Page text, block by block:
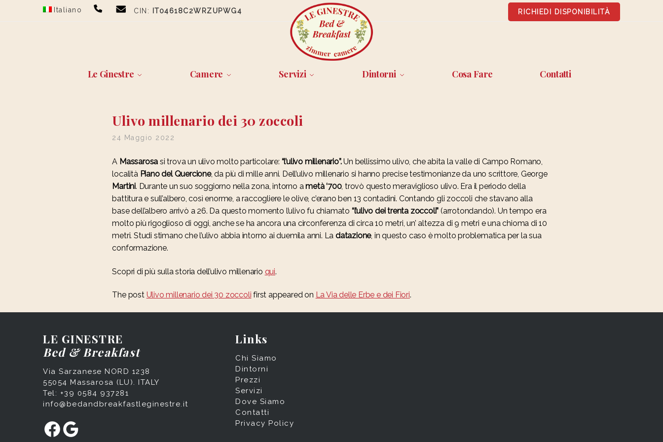
Italiano CIN: IT04618C2WRZUPWG4 RICHIEDI DISPONIBILITÀ
Le Ginestre Camere Servizi Dintorni Cosa Fare Contatti
Ulivo millenario dei 30 zoccoli
24 Maggio 2022
A Massarosa si trova un ulivo molto particolare: “l’ulivo millenario”.Un bellissimo ulivo, che abita la valle di Campo Romano,
località Piano del Quercione, da più di mille anni. Dell’ulivo millenario si hanno precise testimonianze da uno scrittore, George
Martini. Durante un suo soggiorno nella zona, intorno ametà ‘700, trovò questo meraviglioso ulivo. Era il periodo della
battitura e sull’albero, così enorme, a raccogliere le olive, c’erano ben 13 contadini. Contando gli zoccoli che stavano alla
base dell’albero arrivò a 26. Da questo momento l’ulivo fu chiamato “l’ulivo dei trenta zoccoli” (arrotondando). Un tempo era
molto più rigoglioso di oggi, anche se ha ancora una circonferenza di circa 10 metri, un’ altezza di 9 metri e una chioma di 10
metri. Studi stimano che l’ulivo abbia intorno ai duemila anni. Ladatazione, in questo caso è molto problematica per la sua
conformazione.
Scopri di più sulla storia dell’ulivo millenario qui.
The post Ulivo millenario dei 30 zoccoli first appeared on La Via delle Erbe e dei Fiori.
LE GINESTRE
Bed & Breakfast
Via Sarzanese NORD 1238
55054 Massarosa (LU). ITALY
Tel: +39 0584 937281
info@bedandbreakfastleginestre.it
Facebook Google
Links
Chi Siamo
Dintorni
Prezzi
Servizi
Dove Siamo
Contatti
Privacy Policy